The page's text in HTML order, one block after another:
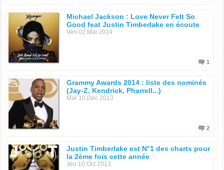
Michael Jackson : Love Never Felt So
Good feat Justin Timberlake en écoute
Ven 02 Mai 2014
1
Grammy Awards 2014 : liste des nominés
(Jay-Z, Kendrick, Pharrell...)
Mar 10 Dec 2013
2
Justin Timberlake est N°1 des charts pour
la 2ème fois cette année
Jeu 10 Oct 2013